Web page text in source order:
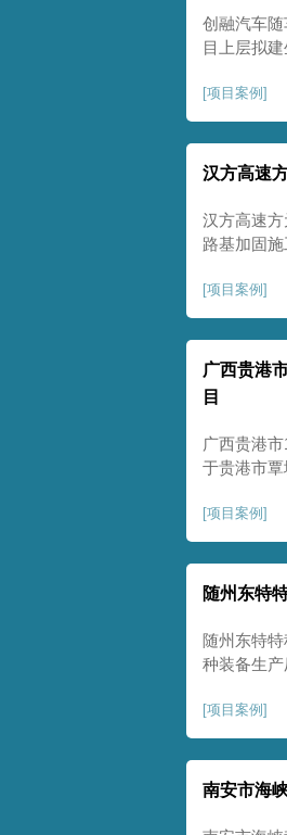
创融汽车
目上层拟
康尚强夯
[项目案例 ]
汉方高速
汉方高速
路基加固
月20日安
[项目案例 ]
广西贵港
目
广西贵港
于贵港市
夯和普通
台位置地
[项目案例 ]
随州东特
随州东特
种装备生
面提升场
稳定运行
[项目案例 ]
南安市海